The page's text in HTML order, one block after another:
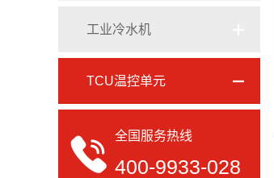
工业冷水机
TCU温控单元
全国服务热线
400-9933-028